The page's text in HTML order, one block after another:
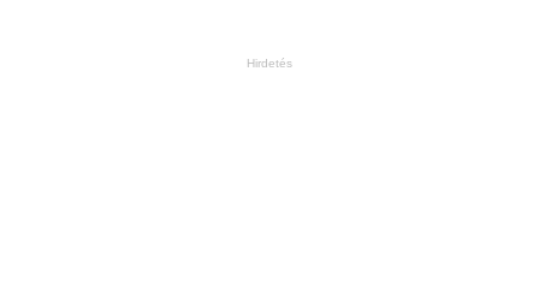
Hirdetés